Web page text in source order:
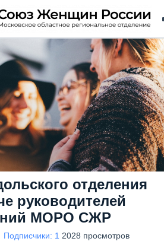
отделения
руководителей
МОРО СЖР
Подписчики: 1 2028 просмотров